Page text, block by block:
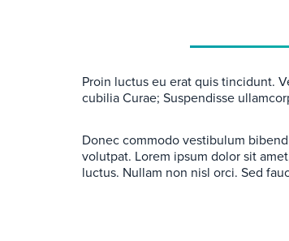
Proin luctus eu erat quis tincidunt.
cubilia Curae; Suspendisse
Donec commodo vestibulum
volutpat. Lorem ipsum dolor sit
luctus. Nullam non nisl orci. Sed